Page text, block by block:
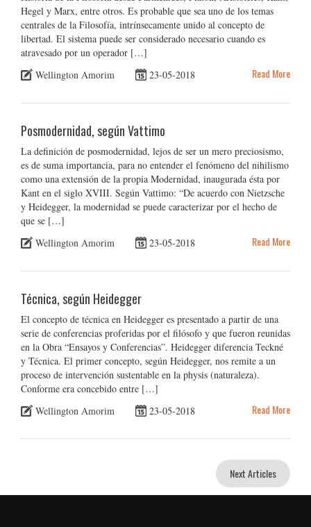
Hegel y Marx, entre otros. Es probable que sea uno de los temas
centrales de la Filosofía, intrínsecamente unido al concepto de
libertad. El sistema puede ser considerado necesario cuando es
atravesado por un operador […]
Wellington Amorim
23-05-2018 Read More
Posmodernidad, según Vattimo
La definición de posmodernidad, lejos de ser un mero preciosismo,
es de suma importancia, para no entender el fenómeno del nihilismo
como una extensión de la propia Modernidad, inaugurada ésta por
Kant en el siglo XVIII. Según Vattimo: “De acuerdo con Nietzsche
y Heidegger, la modernidad se puede caracterizar por el hecho de
que se […]
Wellington Amorim
23-05-2018 Read More
Técnica, según Heidegger
El concepto de técnica en Heidegger es presentado a partir de una
serie de conferencias proferidas por el filósofo y que fueron reunidas
en la Obra “Ensayos y Conferencias”. Heidegger diferencia Teckné
y Técnica. El primer concepto, según Heidegger, nos remite a un
proceso de intervención sustentable en la physis (naturaleza).
Conforme era concebido entre […]
Wellington Amorim
23-05-2018 Read More
Next Articles